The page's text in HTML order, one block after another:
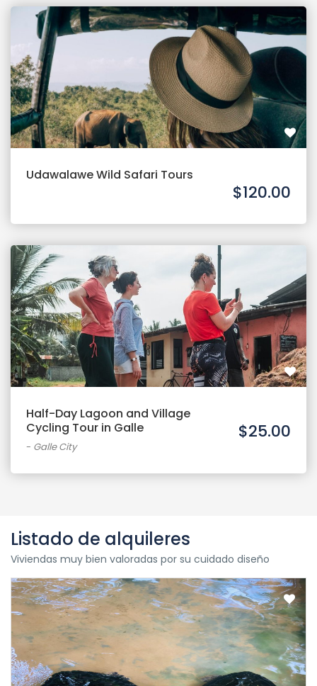
Udawalawe Wild Safari Tours
$120.00
Half-Day Lagoon and Village
Cycling Tour in Galle
- Galle City
$25.00
Listado de alquileres
Viviendas muy bien valoradas por su cuidado diseño